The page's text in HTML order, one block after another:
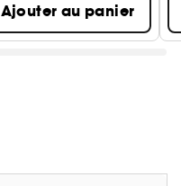
Ajouter au panier